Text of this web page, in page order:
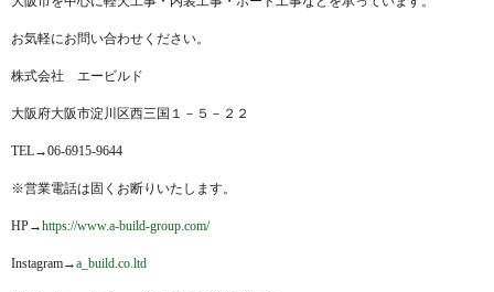
お気軽にお問い合わせください。
株式会社 エービルド
大阪府大阪市淀川区西三国１－５－２２
TEL→06-6915-9644
※営業電話は固くお断りいたします。
HP→https://www.a-build-group.com/
Instagram→a_build.co.ltd